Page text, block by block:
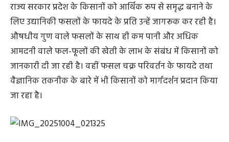
राज्य सरकार प्रदेश के किसानों को आर्थिक रूप से समृद्ध बनाने के
लिए उद्यानिकी फसलों के फायदे के प्रति उन्हें जागरूक कर रही है।
औषधीय गुण वाले फसलों के साथ ही कम पानी और अधिक
आमदनी वाले फल-फूलों की खेती के लाभ के संबंध में किसानों को
जानकारी दी जा रही है। वहीं फसल चक्र परिवर्तन के फायदे तथा
वैज्ञानिक तकनीक के बारे में भी किसानों को मार्गदर्शन प्रदान किया
जा रहा है।